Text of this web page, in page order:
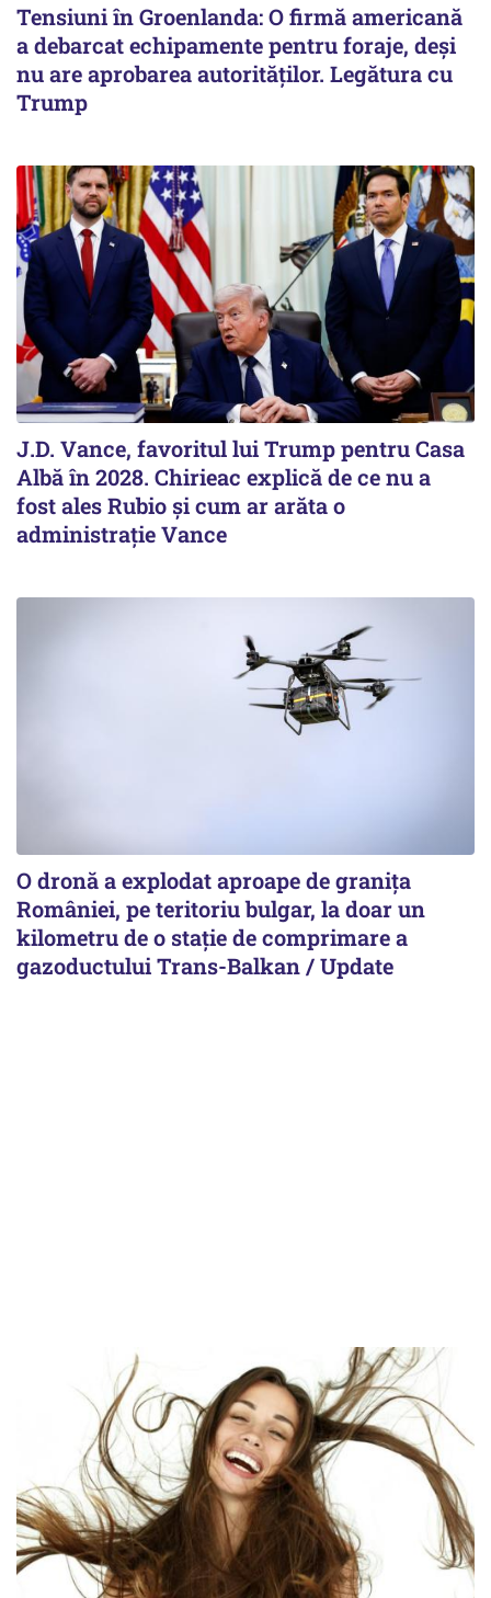
Tensiuni în Groenlanda: O firmă americană
a debarcat echipamente pentru foraje, deși
nu are aprobarea autorităților. Legătura cu
Trump
J.D. Vance, favoritul lui Trump pentru Casa
Albă în 2028. Chirieac explică de ce nu a
fost ales Rubio și cum ar arăta o
administrație Vance
O dronă a explodat aproape de granița
României, pe teritoriu bulgar, la doar un
kilometru de o stație de comprimare a
gazoductului Trans-Balkan / Update